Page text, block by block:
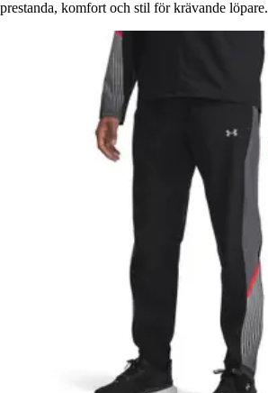
prestanda, komfort och stil för krävande löpare.